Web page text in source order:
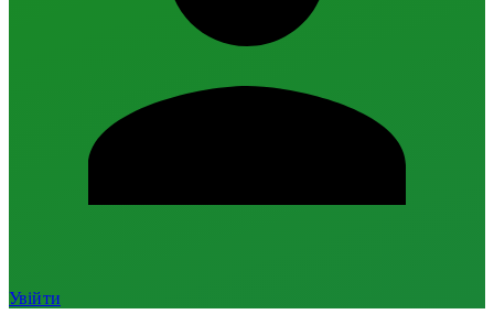
Увійти